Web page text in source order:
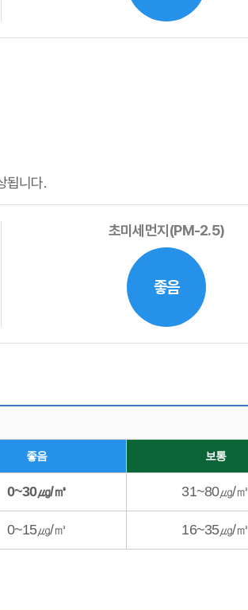
됩니다.
초미세먼지(PM-2.5)
좋음
좋음 보통
0~30㎍/㎥ 31~80㎍/㎥
0~15㎍/㎥ 16~35㎍/㎥